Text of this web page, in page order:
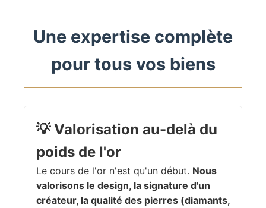
Une expertise complète
pour tous vos biens
💡Valorisation au-delà du
poids de l'or
Le cours de l'or n'est qu'un début. Nous
valorisons le design, la signature d'un
créateur, la qualité des pierres (diamants,